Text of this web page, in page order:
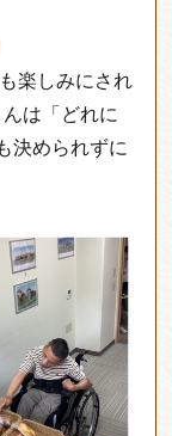
楽しみにされ
は「どれに
決められずに